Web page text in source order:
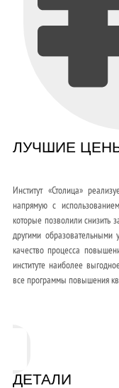
ЛУЧШИЕ
Институт «Столица»
напрямую с
которые позволили снизить
другими
качество процесса
институте наиболее
все программы повышения
ДЕТАЛИ